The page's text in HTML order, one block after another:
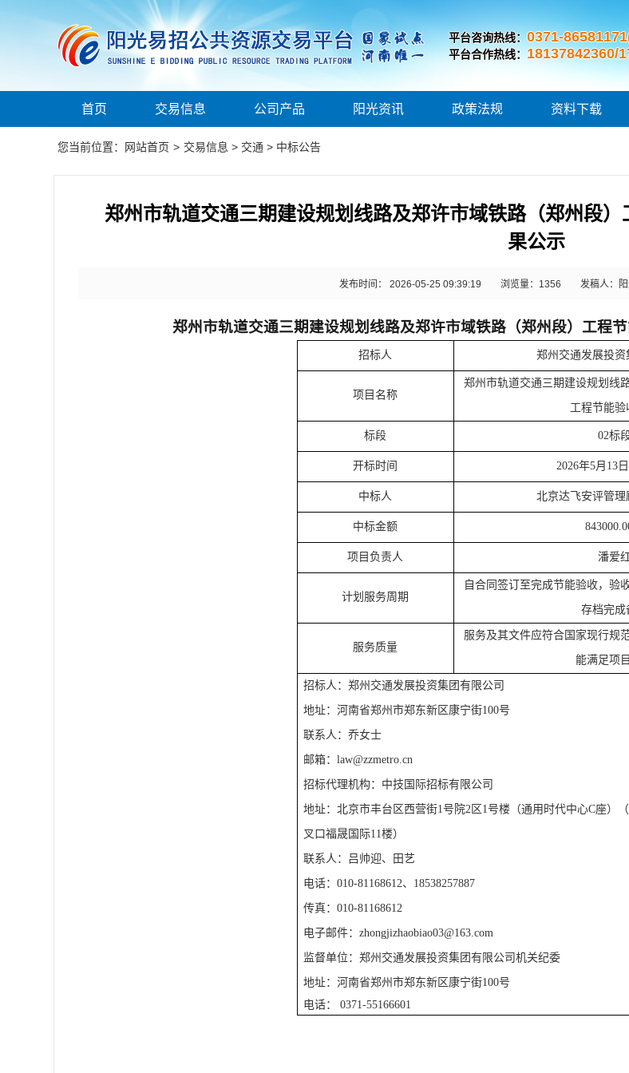
平台咨询热线：0371-
平台合作热线： 18137842360/
首页 交易信息 公司产品 阳光资讯 政策法规 资料下载
您当前位置： 网站首页 > 交易信息 > 交通 > 中标公告
郑州市轨道交通三期建设规划线路及郑许市域铁路（郑州段
果公示
发布时间： 2026-05-25 09:39:19 浏览量： 1356 发稿人：
郑州市轨道交通三期建设规划线路及郑许市域铁路（郑州段）工程
招标人 郑州交通发展投资
项目名称
郑州市轨道交通三期建设规划线
工程节能验
标段 02标
开标时间 2026年5月13
中标人 北京达飞安评管理
中标金额
项目负责人 潘爱
计划服务周期
自合同签订至完成节能验收，验
存档完成
服务质量
服务及其文件应符合国家现行规
能满足项
招标人： 郑州交通发展投资集团有限公司
地址：河南省郑州市郑东新区康宁街100号
联系人： 乔女士
邮箱： law@zzmetro.cn
招标代理机构：中技国际招标有限公司
地址：北京市丰台区西营街1号院2区1号楼（通用时代中心C座）
叉口福晟国际11楼）
联系人：吕帅迎、田艺
电话： 010-81168612、18538257887
传真： 010-81168612
电子邮件： zhongjizhaobiao03@163.com
监督单位：郑州交通发展投资集团有限公司机关纪委
地址：河南省郑州市郑东新区康宁街100号
电话：
0371-55166601